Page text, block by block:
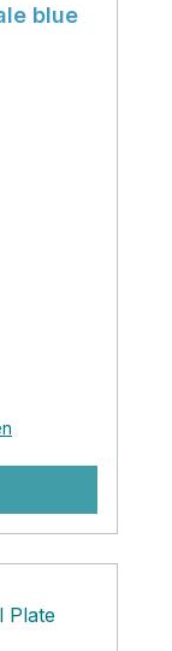
blue